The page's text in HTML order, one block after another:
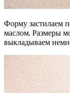
Форму застилаем
маслом. Размеры
выкладываем